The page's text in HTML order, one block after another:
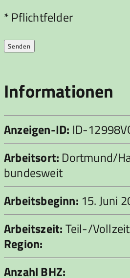
Bitte lasse dieses Feld leer.
* Pflichtfelder
Informationen
Anzeigen-ID: ID-
Arbeitsort: Dortmund/
bundesweit
Arbeitsbeginn: 15. Juni
Arbeitszeit:Teil-/Vollzeit
Region:
Anzahl BHZ: